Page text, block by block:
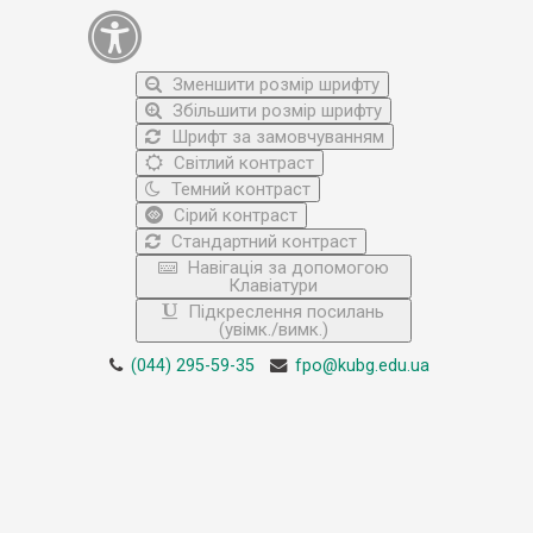
Зменшити розмір шрифту
Збільшити розмір шрифту
Шрифт за замовчуванням
Світлий контраст
Темний контраст
Сірий контраст
Стандартний контраст
Навігація за допомогою
Клавіатури
Підкреслення посилань
(увімк./вимк.)
(044) 295-59-35 fpo@kubg.edu.ua